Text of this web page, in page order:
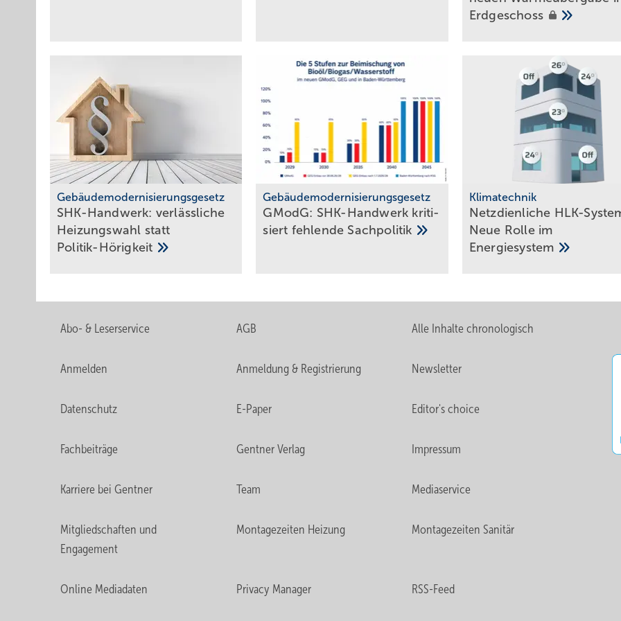
Erdgeschoss
Gebäudemodernisierungsgesetz
SHK-Handwerk: ver­läss­li­che
Hei­zungs­wahl statt
Po­li­tik-Hö­rig­keit
Gebäudemodernisierungsgesetz
GModG: SHK-Handwerk kriti­
siert feh­lende Sach­politik
Klimatechnik
Netzdienliche HLK-
Neue Rol­le im
En­er­gie­sys­tem
Abo- & Leserservice AGB Alle Inhalte chronologisch
Anmelden Anmeldung & Registrierung Newsletter
Datenschutz E-Paper Editor's choice
Fachbeiträge Gentner Verlag Impressum
Karriere bei Gentner Team Mediaservice
Mitgliedschaften und
Engagement
Montagezeiten Heizung Montagezeiten Sanitär
Online Mediadaten Privacy Manager RSS-Feed